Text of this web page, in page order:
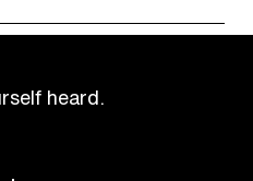
heard.